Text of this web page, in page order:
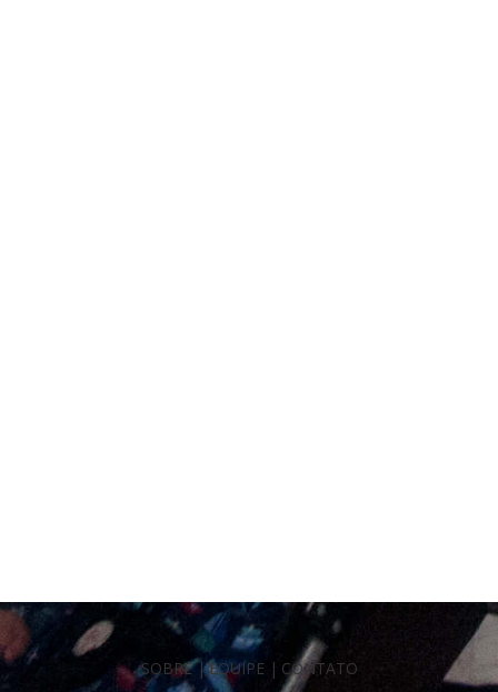
SOBRE |EQUIPE | CONTATO